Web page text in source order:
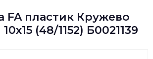
FA пластик Кружево
(48/1152) Б0021139